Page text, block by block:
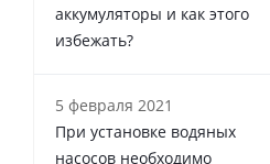
аккумуляторы и как этого
избежать?
5 февраля 2021
При установке водяных
насосов необходимо